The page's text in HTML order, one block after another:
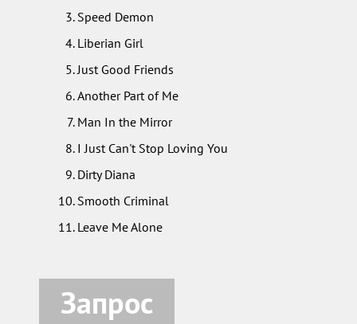
Speed Demon
Liberian Girl
Just Good Friends
Another Part of Me
Man In the Mirror
I Just Can't Stop Loving You
Dirty Diana
Smooth Criminal
Leave Me Alone
Запрос